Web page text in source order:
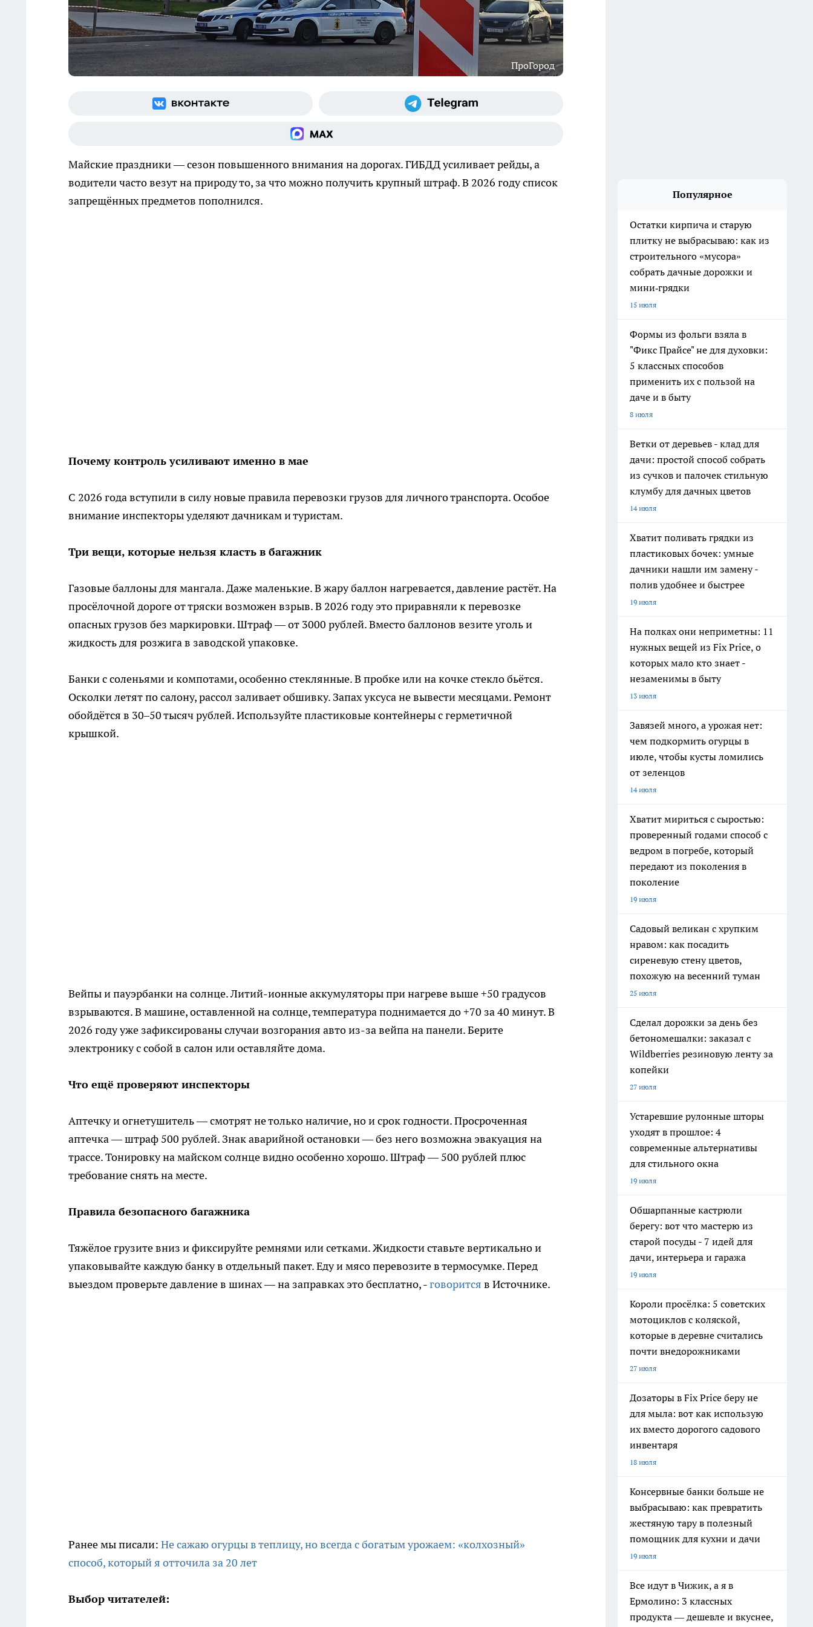
ПроГород
Майские праздники — сезон повышенного внимания на дорогах. ГИБДД усиливает рейды, а
водители часто везут на природу то, за что можно получить крупный штраф. В 2026 году список
запрещённых предметов пополнился.
Почему контроль усиливают именно в мае
С 2026 года вступили в силу новые правила перевозки грузов для личного транспорта. Особое
внимание инспекторы уделяют дачникам и туристам.
Три вещи, которые нельзя класть в багажник
Газовые баллоны для мангала. Даже маленькие. В жару баллон нагревается, давление растёт. На
просёлочной дороге от тряски возможен взрыв. В 2026 году это приравняли к перевозке
опасных грузов без маркировки. Штраф — от 3000 рублей. Вместо баллонов везите уголь и
жидкость для розжига в заводской упаковке.
Банки с соленьями и компотами, особенно стеклянные. В пробке или на кочке стекло бьётся.
Осколки летят по салону, рассол заливает обшивку. Запах уксуса не вывести месяцами. Ремонт
обойдётся в 30–50 тысяч рублей. Используйте пластиковые контейнеры с герметичной
крышкой.
Вейпы и пауэрбанки на солнце. Литий-ионные аккумуляторы при нагреве выше +50 градусов
взрываются. В машине, оставленной на солнце, температура поднимается до +70 за 40 минут. В
2026 году уже зафиксированы случаи возгорания авто из-за вейпа на панели. Берите
электронику с собой в салон или оставляйте дома.
Что ещё проверяют инспекторы
Аптечку и огнетушитель — смотрят не только наличие, но и срок годности. Просроченная
аптечка — штраф 500 рублей. Знак аварийной остановки — без него возможна эвакуация на
трассе. Тонировку на майском солнце видно особенно хорошо. Штраф — 500 рублей плюс
требование снять на месте.
Правила безопасного багажника
Тяжёлое грузите вниз и фиксируйте ремнями или сетками. Жидкости ставьте вертикально и
упаковывайте каждую банку в отдельный пакет. Еду и мясо перевозите в термосумке. Перед
выездом проверьте давление в шинах — на заправках это бесплатно, -говорится в Источнике.
Ранее мы писали: Не сажаю огурцы в теплицу, но всегда с богатым урожаем: «колхозный»
способ, который я отточила за 20 лет
Выбор читателей:
Популярное
Остатки кирпича и старую
плитку не выбрасываю: как из
строительного «мусора»
собрать дачные дорожки и
мини‑грядки
15 июля
Формы из фольги взяла в
"Фикс Прайсе" не для духовки:
5 классных способов
применить их с пользой на
даче и в быту
8 июля
Ветки от деревьев - клад для
дачи: простой способ собрать
из сучков и палочек стильную
клумбу для дачных цветов
14 июля
Хватит поливать грядки из
пластиковых бочек: умные
дачники нашли им замену -
полив удобнее и быстрее
19 июля
На полках они неприметны: 11
нужных вещей из Fix Price, о
которых мало кто знает -
незаменимы в быту
13 июля
Завязей много, а урожая нет:
чем подкормить огурцы в
июле, чтобы кусты ломились
от зеленцов
14 июля
Хватит мириться с сыростью:
проверенный годами способ с
ведром в погребе, который
передают из поколения в
поколение
19 июля
Садовый великан с хрупким
нравом: как посадить
сиреневую стену цветов,
похожую на весенний туман
25 июля
Сделал дорожки за день без
бетономешалки: заказал с
Wildberries резиновую ленту за
копейки
27 июля
Устаревшие рулонные шторы
уходят в прошлое: 4
современные альтернативы
для стильного окна
19 июля
Обшарпанные кастрюли
берегу: вот что мастерю из
старой посуды - 7 идей для
дачи, интерьера и гаража
19 июля
Короли просёлка: 5 советских
мотоциклов с коляской,
которые в деревне считались
почти внедорожниками
27 июля
Дозаторы в Fix Price беру не
для мыла: вот как использую
их вместо дорогого садового
инвентаря
18 июля
Консервные банки больше не
выбрасываю: как превратить
жестяную тару в полезный
помощник для кухни и дачи
19 июля
Все идут в Чижик, а я в
Ермолино: 3 классных
продукта — дешевле и вкуснее,